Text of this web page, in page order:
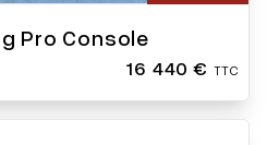
Pro Console
16 440 € TTC